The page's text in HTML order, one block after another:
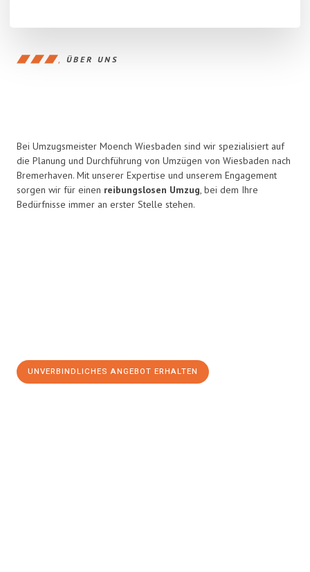
ÜBER UNS
Bei Umzugsmeister Moench Wiesbaden sind wir spezialisiert auf
die Planung und Durchführung von Umzügen von Wiesbaden nach
Bremerhaven. Mit unserer Expertise und unserem Engagement
sorgen wir für einen reibungslosen Umzug, bei dem Ihre
Bedürfnisse immer an erster Stelle stehen.
UNVERBINDLICHES ANGEBOT ERHALTEN